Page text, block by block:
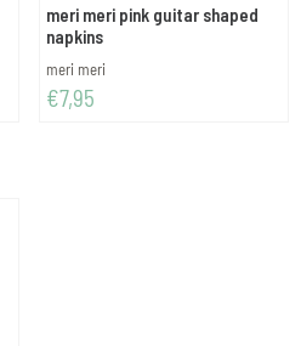
meri meri pink guitar shaped
napkins
Merk:
meri meri
Prijs: 7,95
€7,95